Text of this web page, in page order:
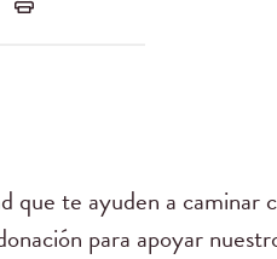
que te ayuden a caminar
para apoyar